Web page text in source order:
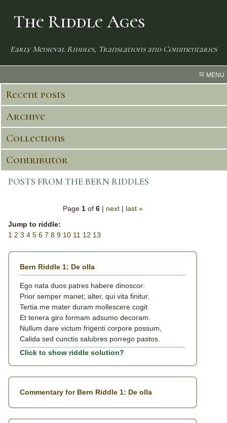
The Riddle Ages
Early Medieval Riddles, Translations and Commentaries
MENU
Recent posts
Archive
Collections
Contributor
POSTS FROM THE BERN RIDDLES
Page 1of 6 | next| last »
Jump to riddle:
1 2 3 4 5 6 7 8 9 10 11 12 13
Bern Riddle 1: De olla
Ego nata duos patres habere dinoscor:
Prior semper manet; alter, qui vita finitur.
Tertia me mater duram mollescere cogit
Et tenera giro formam adsumo decoram.
Nullum dare victum frigenti corpore possum,
Calida sed cunctis salubres porrego pastos.
Click to show riddle solution?
Commentary for Bern Riddle 1: De olla